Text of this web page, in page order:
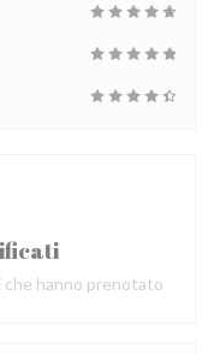
che hanno prenotato